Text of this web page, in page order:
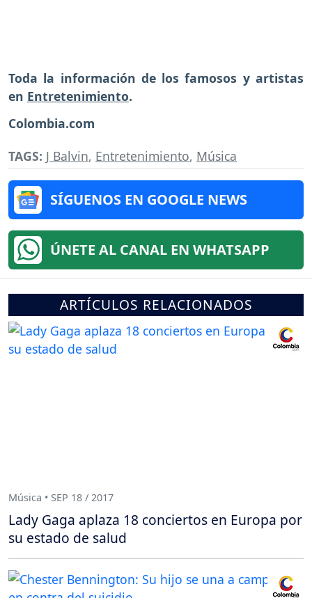
Toda la información de los famosos y artistas
en Entretenimiento.
Colombia.com
TAGS: J Balvin, Entretenimiento, Música
SÍGUENOS EN GOOGLE NEWS
ÚNETE AL CANAL EN WHATSAPP
ARTÍCULOS RELACIONADOS
Música • SEP 18 / 2017
Lady Gaga aplaza 18 conciertos en Europa por
su estado de salud